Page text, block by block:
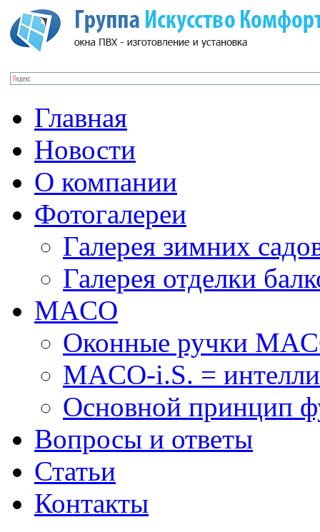
Главная
Новости
О компании
Фотогалереи
Галерея зимних
Галерея отделки
MACO
Оконные ручки
MACO-i.S. =
Основной принцип
Вопросы и ответы
Статьи
Контакты